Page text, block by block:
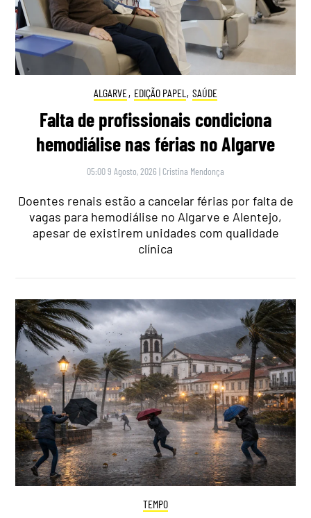
ALGARVE, EDIÇÃO PAPEL , SAÚDE
Falta de profissionais condiciona
hemodiálise nas férias no Algarve
05:00 9 Agosto, 2026 | Cristina Mendonça
Doentes renais estão a cancelar férias por falta de
vagas para hemodiálise no Algarve e Alentejo,
apesar de existirem unidades com qualidade
clínica
TEMPO